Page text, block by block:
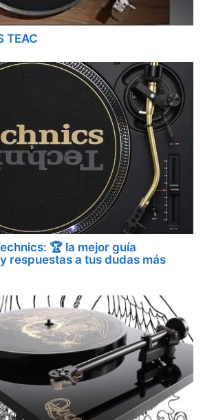
TEAC
🏆 la mejor guía
respuestas a tus dudas más